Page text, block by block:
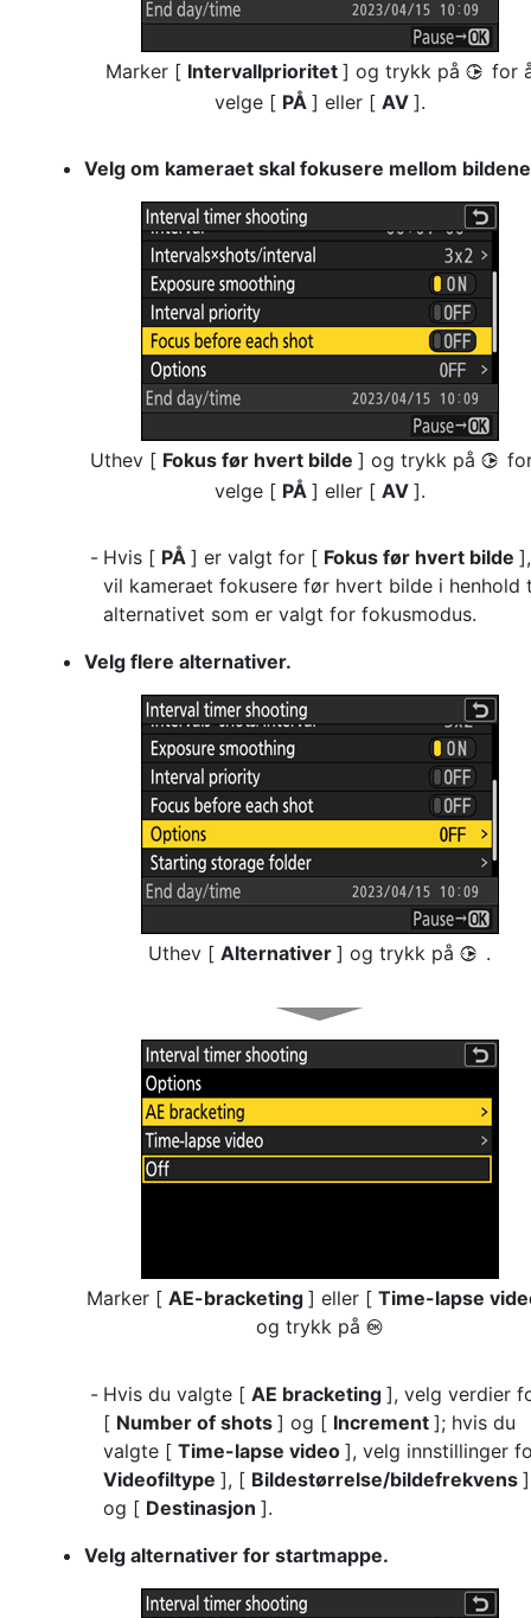
Marker [ Intervallprioritet ] og trykk på 2 for
velge [ PÅ ] eller [ AV ].
Velg om kameraet skal fokusere mellom
Uthev [ Fokus før hvert bilde ] og trykk på 2
velge [ PÅ ] eller [ AV ].
Hvis [ PÅ ] er valgt for [ Fokus før hvert bilde ],
vil kameraet fokusere før hvert bilde i henhold
alternativet som er valgt for fokusmodus.
Velg flere alternativer.
Uthev [ Alternativer ] og trykk på 2 .
Marker [ AE-bracketing ] eller [ Time-lapse
og trykk på J
Hvis du valgte [ AE bracketing ], velg verdier
[ Number of shots ] og [ Increment ]; hvis du
valgte [ Time-lapse video ], velg innstillinger
Videofiltype ], [ Bildestørrelse/bildefrekvens ]
og [ Destinasjon ].
Velg alternativer for startmappe.